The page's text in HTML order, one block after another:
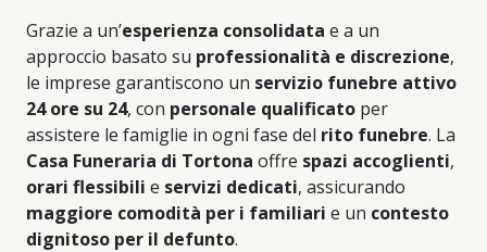
Grazie a un’esperienza consolidata e a un
approccio basato su professionalità e discrezione,
le imprese garantiscono un servizio funebre attivo
24 ore su 24, con personale qualificato per
assistere le famiglie in ogni fase del rito funebre. La
Casa Funeraria di Tortona offre spazi accoglienti,
orari flessibili e servizi dedicati, assicurando
maggiore comodità per i familiari e un contesto
dignitoso per il defunto.